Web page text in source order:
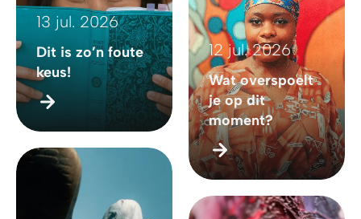
13 jul. 2026
Dit is zo’n foute
keus!
12 jul. 2026
Wat overspoelt
je op dit
moment?